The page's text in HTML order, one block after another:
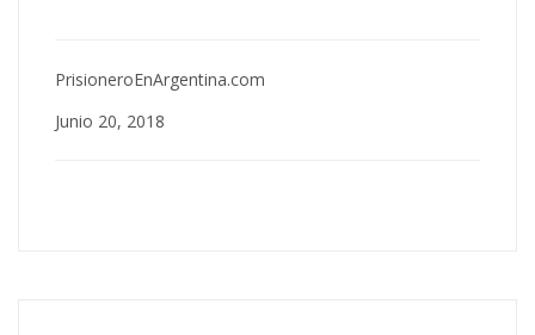
PrisioneroEnArgentina.com
Junio 20, 2018